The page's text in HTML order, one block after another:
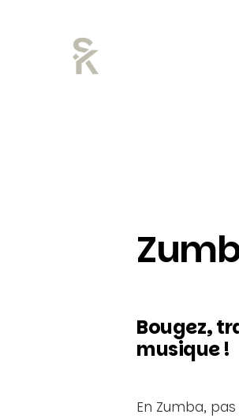
Bougez,
musique !
En Zumba,